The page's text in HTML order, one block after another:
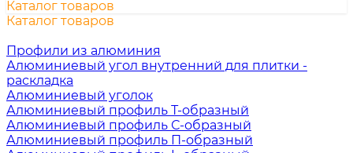
Каталог товаров
Каталог товаров
Профили из алюминия
Алюминиевый угол внутренний для плитки -
раскладка
Алюминиевый уголок
Алюминиевый профиль Т-образный
Алюминиевый профиль С-образный
Алюминиевый профиль П-образный